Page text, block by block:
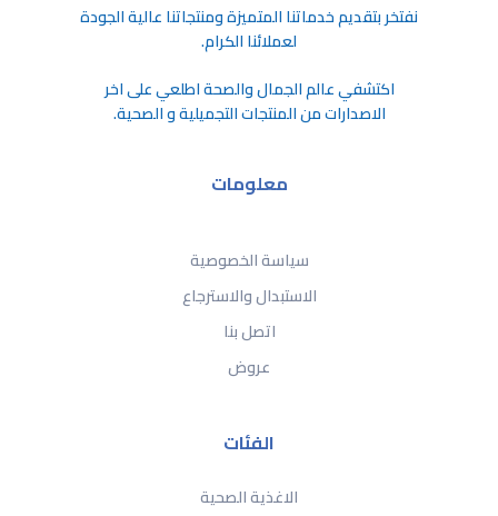
ﻧﻔﺘﺨﺮ ﺑﺘﻘﺪﻳﻢ ﺧﺪﻣﺎﺗﻨﺎ اﻟﻤﺘﻤﻴﺰة وﻣﻨﺘﺠﺎﺗﻨﺎ ﻋﺎﻟﻴﺔ اﻟﺠﻮدة
ﻟﻌﻤﻼﺋﻨﺎ اﻟﻜﺮام.
اكتشفي عالم الجمال والصحة اطلعي على اخر
الاصدارات من المنتجات التجميلية و الصحية.
معلومات
سياسة الخصوصية
الاستبدال والاسترجاع
اتصل بنا
عروض
الفئات
الاغذية الصحية